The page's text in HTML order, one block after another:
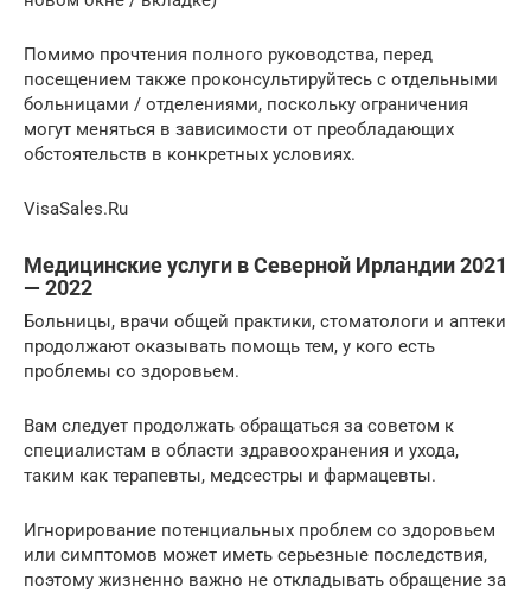
Помимо прочтения полного руководства, перед
посещением также проконсультируйтесь с отдельными
больницами / отделениями, поскольку ограничения
могут меняться в зависимости от преобладающих
обстоятельств в конкретных условиях.
VisaSales.Ru
Медицинские услуги в Северной Ирландии 2021
— 2022
Больницы, врачи общей практики, стоматологи и аптеки
продолжают оказывать помощь тем, у кого есть
проблемы со здоровьем.
Вам следует продолжать обращаться за советом к
специалистам в области здравоохранения и ухода,
таким как терапевты, медсестры и фармацевты.
Игнорирование потенциальных проблем со здоровьем
или симптомов может иметь серьезные последствия,
поэтому жизненно важно не откладывать обращение за